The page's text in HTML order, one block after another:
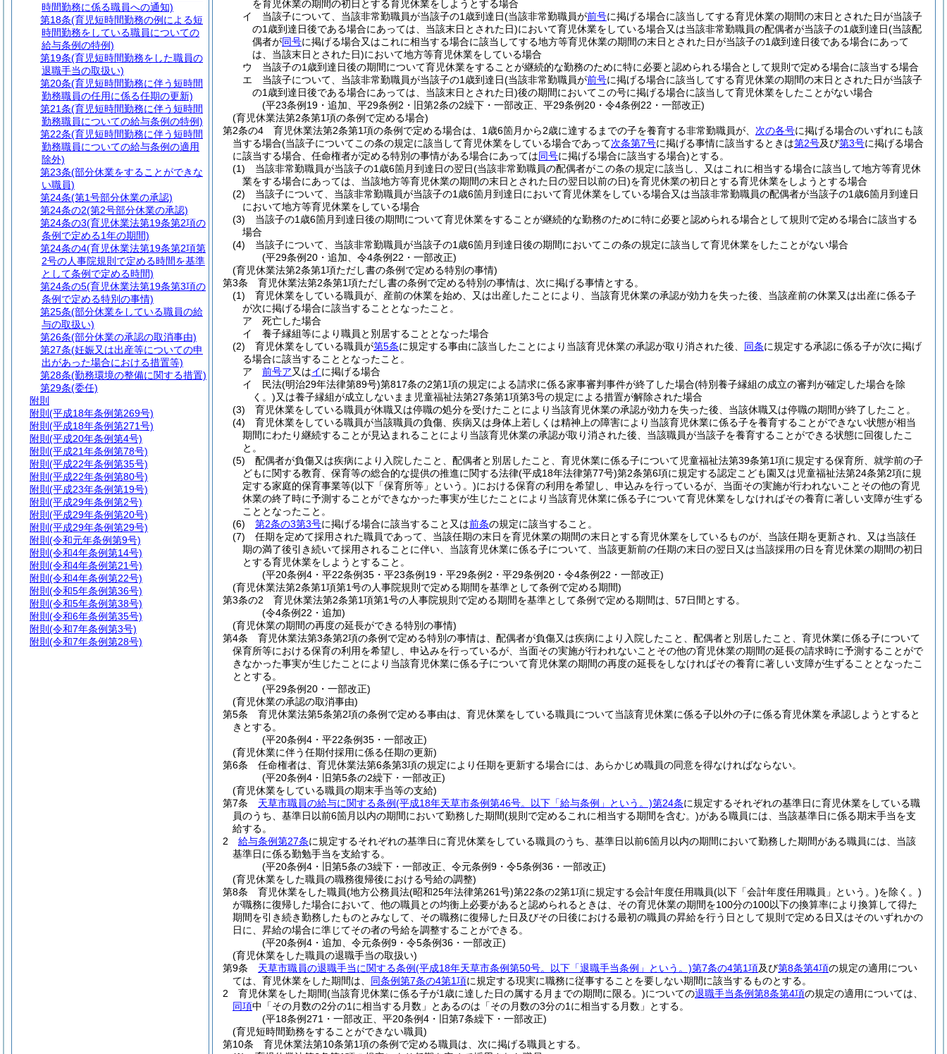
を育児休業の期間の初日とする育児休業をしようとする場合
イ
当該子について、当該非常勤職員が当該子の1歳到達日(当該非常勤職員が前号に掲げる場合に該当してする育児休業の期間の末日とされた日が当該子
の1歳到達日後である場合にあっては、当該末日とされた日)において育児休業をしている場合又は当該非常勤職員の配偶者が当該子の1歳到達日(当該配
偶者が同号に掲げる場合又はこれに相当する場合に該当してする地方等育児休業の期間の末日とされた日が当該子の1歳到達日後である場合にあって
は、当該末日とされた日)において地方等育児休業をしている場合
ウ
当該子の1歳到達日後の期間について育児休業をすることが継続的な勤務のために特に必要と認められる場合として規則で定める場合に該当する場合
エ
当該子について、当該非常勤職員が当該子の1歳到達日(当該非常勤職員が前号に掲げる場合に該当してする育児休業の期間の末日とされた日が当該子
の1歳到達日後である場合にあっては、当該末日とされた日)後の期間においてこの号に掲げる場合に該当して育児休業をしたことがない場合
(平23条例19・追加、平29条例2・旧第2条の2繰下・一部改正、平29条例20・令4条例22・一部改正)
(育児休業法第2条第1項の条例で定める場合)
第2条の4
育児休業法第2条第1項の条例で定める場合は、1歳6箇月から2歳に達するまでの子を養育する非常勤職員が、 次の各号に掲げる場合のいずれにも該
当する場合(当該子についてこの条の規定に該当して育児休業をしている場合であって次条第7号に掲げる事情に該当するときは第2号及び第3号に掲げる場合
に該当する場合、任命権者が定める特別の事情がある場合にあっては同号に掲げる場合に該当する場合)とする。
(1)
当該非常勤職員が当該子の1歳6箇月到達日の翌日(当該非常勤職員の配偶者がこの条の規定に該当し、又はこれに相当する場合に該当して地方等育児休
業をする場合にあっては、当該地方等育児休業の期間の末日とされた日の翌日以前の日)を育児休業の初日とする育児休業をしようとする場合
(2)
当該子について、当該非常勤職員が当該子の1歳6箇月到達日において育児休業をしている場合又は当該非常勤職員の配偶者が当該子の1歳6箇月到達日
において地方等育児休業をしている場合
(3)
当該子の1歳6箇月到達日後の期間について育児休業をすることが継続的な勤務のために特に必要と認められる場合として規則で定める場合に該当する
場合
(4)
当該子について、当該非常勤職員が当該子の1歳6箇月到達日後の期間においてこの条の規定に該当して育児休業をしたことがない場合
(平29条例20・追加、令4条例22・一部改正)
(育児休業法第2条第1項ただし書の条例で定める特別の事情)
第3条
育児休業法第2条第1項ただし書の条例で定める特別の事情は、次に掲げる事情とする。
(1)
育児休業をしている職員が、産前の休業を始め、又は出産したことにより、当該育児休業の承認が効力を失った後、当該産前の休業又は出産に係る子
が次に掲げる場合に該当することとなったこと。
ア
死亡した場合
イ
養子縁組等により職員と別居することとなった場合
(2)
育児休業をしている職員が第5条に規定する事由に該当したことにより当該育児休業の承認が取り消された後、 同条に規定する承認に係る子が次に掲げ
る場合に該当することとなったこと。
ア
前号ア又はイに掲げる場合
イ
民法(明治29年法律第89号)第817条の2第1項の規定による請求に係る家事審判事件が終了した場合(特別養子縁組の成立の審判が確定した場合を除
く。)又は養子縁組が成立しないまま児童福祉法第27条第1項第3号の規定による措置が解除された場合
(3)
育児休業をしている職員が休職又は停職の処分を受けたことにより当該育児休業の承認が効力を失った後、当該休職又は停職の期間が終了したこと。
(4)
育児休業をしている職員が当該職員の負傷、疾病又は身体上若しくは精神上の障害により当該育児休業に係る子を養育することができない状態が相当
期間にわたり継続することが見込まれることにより当該育児休業の承認が取り消された後、当該職員が当該子を養育することができる状態に回復したこ
と。
(5)
配偶者が負傷又は疾病により入院したこと、配偶者と別居したこと、育児休業に係る子について児童福祉法第39条第1項に規定する保育所、就学前の子
どもに関する教育、保育等の総合的な提供の推進に関する法律(平成18年法律第77号)第2条第6項に規定する認定こども園又は児童福祉法第24条第2項に規
定する家庭的保育事業等(以下「保育所等」という。)における保育の利用を希望し、申込みを行っているが、当面その実施が行われないことその他の育児
休業の終了時に予測することができなかった事実が生じたことにより当該育児休業に係る子について育児休業をしなければその養育に著しい支障が生ずる
こととなったこと。
(6)
第2条の3第3号に掲げる場合に該当すること又は前条の規定に該当すること。
(7)
任期を定めて採用された職員であって、当該任期の末日を育児休業の期間の末日とする育児休業をしているものが、当該任期を更新され、又は当該任
期の満了後引き続いて採用されることに伴い、当該育児休業に係る子について、当該更新前の任期の末日の翌日又は当該採用の日を育児休業の期間の初日
とする育児休業をしようとすること。
(平20条例4・平22条例35・平23条例19・平29条例2・平29条例20・令4条例22・一部改正)
(育児休業法第2条第1項第1号の人事院規則で定める期間を基準として条例で定める期間)
第3条の2
育児休業法第2条第1項第1号の人事院規則で定める期間を基準として条例で定める期間は、57日間とする。
(令4条例22・追加)
(育児休業の期間の再度の延長ができる特別の事情)
第4条
育児休業法第3条第2項の条例で定める特別の事情は、配偶者が負傷又は疾病により入院したこと、配偶者と別居したこと、育児休業に係る子について
保育所等における保育の利用を希望し、申込みを行っているが、当面その実施が行われないことその他の育児休業の期間の延長の請求時に予測することがで
きなかった事実が生じたことにより当該育児休業に係る子について育児休業の期間の再度の延長をしなければその養育に著しい支障が生ずることとなったこ
ととする。
(平29条例20・一部改正)
(育児休業の承認の取消事由)
第5条
育児休業法第5条第2項の条例で定める事由は、育児休業をしている職員について当該育児休業に係る子以外の子に係る育児休業を承認しようとすると
きとする。
(平20条例4・平22条例35・一部改正)
(育児休業に伴う任期付採用に係る任期の更新)
第6条
任命権者は、育児休業法第6条第3項の規定により任期を更新する場合には、あらかじめ職員の同意を得なければならない。
(平20条例4・旧第5条の2繰下・一部改正)
(育児休業をしている職員の期末手当等の支給)
第7条
天草市職員の給与に関する条例(平成18年天草市条例第46号。以下「給与条例」という。)第24条に規定するそれぞれの基準日に育児休業をしている職
員のうち、基準日以前6箇月以内の期間において勤務した期間(規則で定めるこれに相当する期間を含む。)がある職員には、当該基準日に係る期末手当を支
給する。
2
給与条例第27条に規定するそれぞれの基準日に育児休業をしている職員のうち、基準日以前6箇月以内の期間において勤務した期間がある職員には、当該
基準日に係る勤勉手当を支給する。
(平20条例4・旧第5条の3繰下・一部改正、令元条例9・令5条例36・一部改正)
(育児休業をした職員の職務復帰後における号給の調整)
第8条
育児休業をした職員(地方公務員法(昭和25年法律第261号)第22条の2第1項に規定する会計年度任用職員(以下「会計年度任用職員」という。)を除く。)
が職務に復帰した場合において、他の職員との均衡上必要があると認められるときは、その育児休業の期間を100分の100以下の換算率により換算して得た
期間を引き続き勤務したものとみなして、その職務に復帰した日及びその日後における最初の職員の昇給を行う日として規則で定める日又はそのいずれかの
日に、昇給の場合に準じてその者の号給を調整することができる。
(平20条例4・追加、令元条例9・令5条例36・一部改正)
(育児休業をした職員の退職手当の取扱い)
第9条
天草市職員の退職手当に関する条例(平成18年天草市条例第50号。以下「退職手当条例」という。)第7条の4第1項及び第8条第4項の規定の適用につい
ては、育児休業をした期間は、 同条例第7条の4第1項に規定する現実に職務に従事することを要しない期間に該当するものとする。
2
育児休業をした期間(当該育児休業に係る子が1歳に達した日の属する月までの期間に限る。)についての退職手当条例第8条第4項の規定の適用については、
同項中「その月数の2分の1に相当する月数」とあるのは「その月数の3分の1に相当する月数」とする。
(平18条例271・一部改正、平20条例4・旧第7条繰下・一部改正)
(育児短時間勤務をすることができない職員)
第10条
育児休業法第10条第1項の条例で定める職員は、次に掲げる職員とする。
時間勤務に係る職員への通知)
第18条(育児短時間勤務の例による短
時間勤務をしている職員についての
給与条例の特例)
第19条(育児短時間勤務をした職員の
退職手当の取扱い)
第20条(育児短時間勤務に伴う短時間
勤務職員の任用に係る任期の更新)
第21条(育児短時間勤務に伴う短時間
勤務職員についての給与条例の特例)
第22条(育児短時間勤務に伴う短時間
勤務職員についての給与条例の適用
除外)
第23条(部分休業をすることができな
い職員)
第24条(第1号部分休業の承認)
第24条の2(第2号部分休業の承認)
第24条の3(育児休業法第19条第2項の
条例で定める1年の期間)
第24条の4(育児休業法第19条第2項第
2号の人事院規則で定める時間を基準
として条例で定める時間)
第24条の5(育児休業法第19条第3項の
条例で定める特別の事情)
第25条(部分休業をしている職員の給
与の取扱い)
第26条(部分休業の承認の取消事由)
第27条(妊娠又は出産等についての申
出があった場合における措置等)
第28条(勤務環境の整備に関する措置)
第29条(委任)
附則
附則 (平成18年条例第269号)
附則 (平成18年条例第271号)
附則 (平成20年条例第4号)
附則 (平成21年条例第78号)
附則 (平成22年条例第35号)
附則 (平成22年条例第80号)
附則 (平成23年条例第19号)
附則 (平成29年条例第2号)
附則 (平成29年条例第20号)
附則 (平成29年条例第29号)
附則 (令和元年条例第9号)
附則 (令和4年条例第14号)
附則 (令和4年条例第21号)
附則 (令和4年条例第22号)
附則 (令和5年条例第36号)
附則 (令和5年条例第38号)
附則 (令和6年条例第35号)
附則 (令和7年条例第3号)
附則 (令和7年条例第28号)